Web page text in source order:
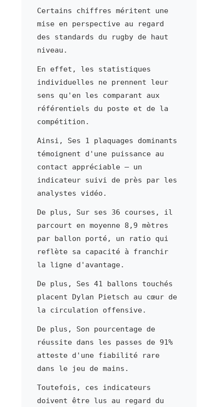
Certains chiffres méritent une
mise en perspective au regard
des standards du rugby de haut
niveau.
En effet, les statistiques
individuelles ne prennent leur
sens qu'en les comparant aux
référentiels du poste et de la
compétition.
Ainsi, Ses 1 plaquages dominants
témoignent d'une puissance au
contact appréciable — un
indicateur suivi de près par les
analystes vidéo.
De plus, Sur ses 36 courses, il
parcourt en moyenne 8,9 mètres
par ballon porté, un ratio qui
reflète sa capacité à franchir
la ligne d'avantage.
De plus, Ses 41 ballons touchés
placent Dylan Pietsch au cœur de
la circulation offensive.
De plus, Son pourcentage de
réussite dans les passes de 91%
atteste d'une fiabilité rare
dans le jeu de mains.
Toutefois, ces indicateurs
doivent être lus au regard du